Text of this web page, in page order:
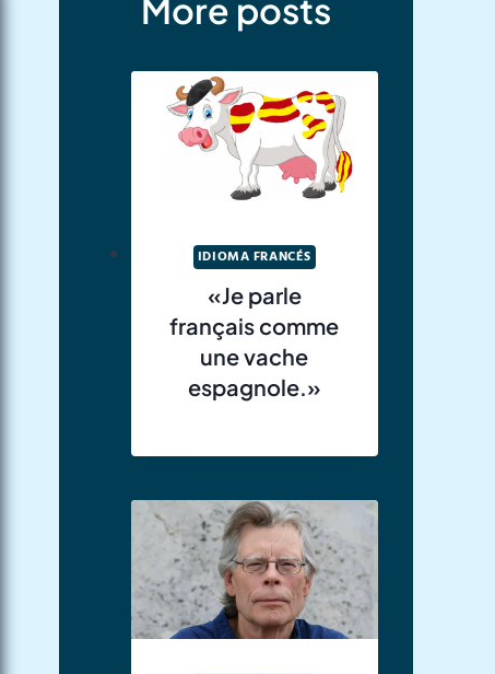
More posts
IDIOMA FRANCÉS
«Je parle
français comme
une vache
espagnole.»